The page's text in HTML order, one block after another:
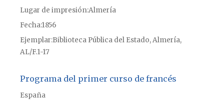
Lugar de impresiónAlmería
Fecha1856
Ejemplar Biblioteca Pública del Estado, Almería,
AL/F.1-17
Programa del primer curso de francés
España